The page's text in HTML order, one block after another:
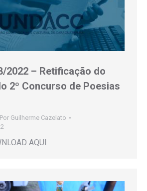
2022 – Retificação do
2º Concurso de Poesias
Por Guilherme Cazelato
AQUI